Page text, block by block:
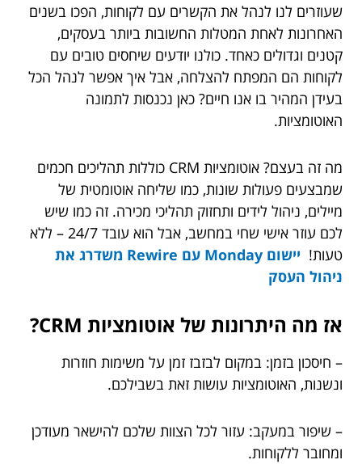
שעוזרים לנו לנהל את הקשרים עם לקוחות, הפכו בשנים
האחרונות לאחת המטלות החשובות ביותר בעסקים,
קטנים וגדולים כאחד. כולנו יודעים שיחסים טובים עם
לקוחות הם המפתח להצלחה, אבל איך אפשר לנהל הכל
בעידן המהיר בו אנו חיים? כאן נכנסות לתמונה
האוטומציות.
מה זה בעצם? אוטומציות CRM כוללות תהליכים חכמים
שמבצעים פעולות שונות, כמו שליחה אוטומטית של
מיילים, ניהול לידים ותחזוק תהליכי מכירה. זה כמו שיש
לכם עוזר אישי שחי במחשב, אבל הוא עובד 24/7 – ללא
טעות!
יישום Monday עם Rewire משדרג את
ניהול העסק
אז מה היתרונות של אוטומציות CRM?
– חיסכון בזמן: במקום לבזבז זמן על משימות חוזרות
ונשנות, האוטומציות עושות זאת בשבילכם.
– שיפור במעקב: עזור לכל הצוות שלכם להישאר מעודכן
ומחובר ללקוחות.